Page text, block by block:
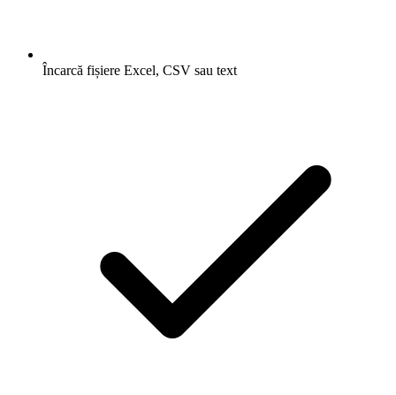
Încarcă fișiere Excel, CSV sau text